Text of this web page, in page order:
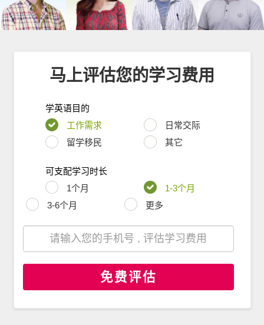
马上评估您的学习费用
学英语目的
工作需求
日常交际
留学移民
其它
可支配学习时长
1个月
1-3个月
3-6个月
更多
免费评估